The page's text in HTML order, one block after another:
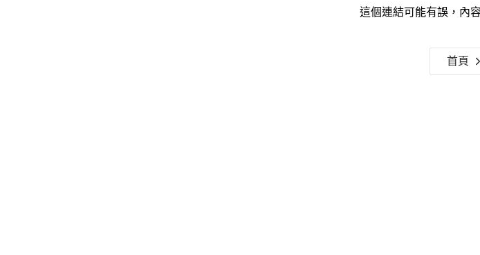
這個連結可能有誤，內
首頁